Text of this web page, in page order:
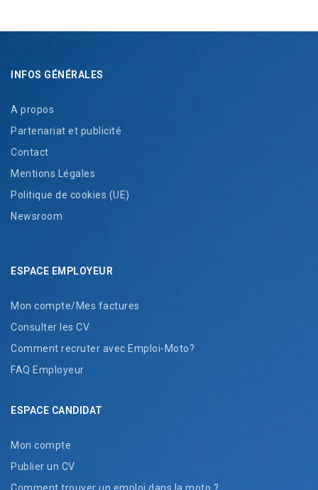
INFOS GÉNÉRALES
A propos
Partenariat et publicité
Contact
Mentions Légales
Politique de cookies (UE)
Newsroom
ESPACE EMPLOYEUR
Mon compte/Mes factures
Consulter les CV
Comment recruter avec Emploi-Moto?
FAQ Employeur
ESPACE CANDIDAT
Mon compte
Publier un CV